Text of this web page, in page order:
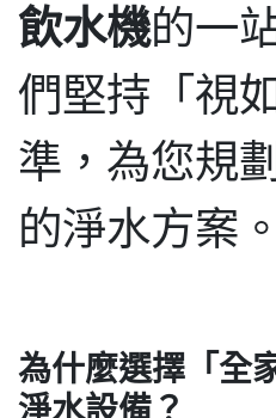
飲水機的一
們堅持「視
準，為您規
的淨水方案。
為什麼選擇「全
淨水設備？